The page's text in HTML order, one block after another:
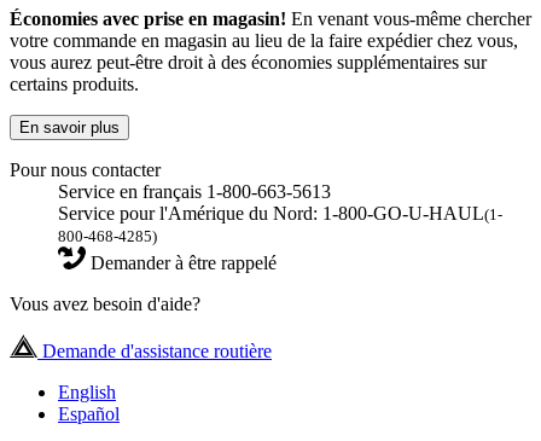
Économies avec prise en magasin! En venant vous-même chercher
votre commande en magasin au lieu de la faire expédier chez vous,
vous aurez peut-être droit à des économies supplémentaires sur
certains produits.
En savoir plus
Pour nous contacter
Service en français 1-800-663-5613
Service pour l'Amérique du Nord: 1-800-GO-U-HAUL(1-
800-468-4285)
Demander à être rappelé
Vous avez besoin d'aide?
Demande d'assistance routière
English
Español